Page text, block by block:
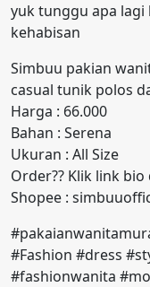
yuk tunggu apa
kehabisan
Simbuu pakian
casual tunik polos
Harga : 66.000
Bahan : Serena
Ukuran : All Size
Order?? Klik link
Shopee :
#Fashion #dress
#fashionwanita